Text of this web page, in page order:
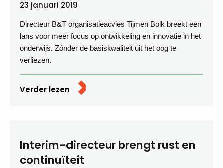
23 januari 2019
Directeur B&T organisatieadvies Tijmen Bolk breekt een
lans voor meer focus op ontwikkeling en innovatie in het
onderwijs. Zónder de basiskwaliteit uit het oog te
verliezen.
Verder lezen
Interim-directeur brengt rust en
continuïteit